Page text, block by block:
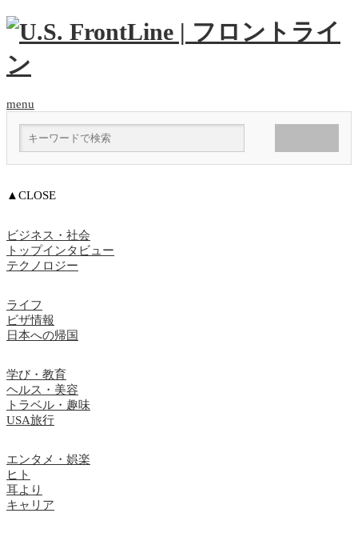
menu
▲CLOSE
ビジネス・社会
トップインタビュー
テクノロジー
ライフ
ビザ情報
日本への帰国
学び・教育
ヘルス・美容
トラベル・趣味
USA旅行
エンタメ・娯楽
ヒト
耳より
キャリア